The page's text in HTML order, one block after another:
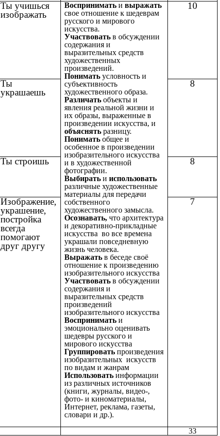
Ты учишься
изображать
Воспринимать и выражать
свое отношение к шедеврам
русского и мирового
искусства.
Участвовать в обсуждении
содержания и
выразительных средств
художественных
произведений.
Понимать условность и
субъективность
художественного образа.
Различать объекты и
явления реальной жизни и
их образы, выраженные в
произведении искусства, и
объяснять разницу.
Понимать общее и
особенное в произведении
изобразительного искусства
и в художественной
фотографии.
Выбирать и использовать
различные художественные
материалы для передачи
собственного
художественного замысла.
Осознавать,что архитектура
и декоративно-прикладные
искусства во все времена
украшали повседневную
жизнь человека.
Выражатьв беседе своё
отношение к произведению
изобразительного искусства
Участвовать в обсуждении
содержания и
выразительных средств
произведений
изобразительного искусства
Восприниматьи
эмоционально оценивать
шедевры русского и
мирового искусства
Группироватьпроизведения
изобразительных искусств
по видам и жанрам
Использовать информации
из различных источников
(книги, журналы, видео-,
фото- и киноматериалы,
Интернет, реклама, газеты,
словари и др.).
10
Ты
украшаешь
8
Ты строишь 8
Изображение,
украшение,
постройка
всегда
помогают
друг другу
7
33